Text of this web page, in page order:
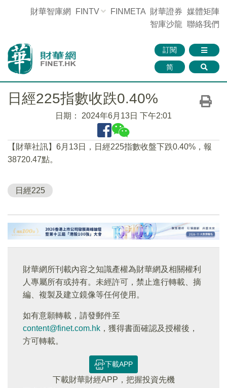
財華智庫網 FINTV FINMETA 財華證券 媒體矩陣
智庫沙龍 聯絡我們
訂閱
简
日經225指數收跌0.40%
日期： 2024年6月13日 下午2:01
【財華社訊】6月13日，日經225指數收盤下跌0.40%，報
38720.47點。
日經225
財華網所刊載內容之知識產權為財華網及相關權利
人專屬所有或持有。未經許可，禁止進行轉載、摘
編、複製及建立鏡像等任何使用。
如有意願轉載，請發郵件至
content@finet.com.hk ，獲得書面確認及授權後，
方可轉載。
下載APP
下載財華財經APP，把握投資先機